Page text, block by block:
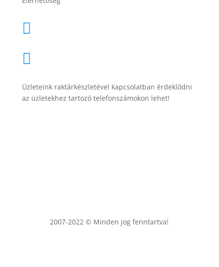


Üzleteink raktárkészletével kapcsolatban érdeklődni
az üzletekhez tartozó telefonszámokon lehet!
2007-2022 © Minden jog fenntartva!